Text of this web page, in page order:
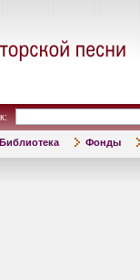
Библиотека Фонды